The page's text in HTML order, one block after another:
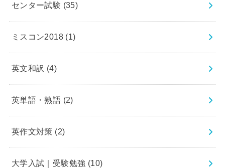
センター試験 (35)
ミスコン2018 (1)
英文和訳 (4)
英単語・熟語 (2)
英作文対策 (2)
大学入試｜受験勉強 (10)